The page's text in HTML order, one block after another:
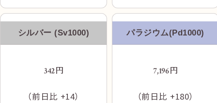
します。
シルバー (Sv1000)
342円
（前日比 +14）
パラジウム(Pd1000)
7,196円
（前日比 +180）